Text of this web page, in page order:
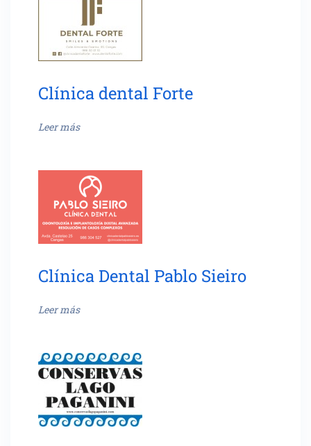
Clínica dental Forte
Leer más
Clínica Dental Pablo Sieiro
Leer más